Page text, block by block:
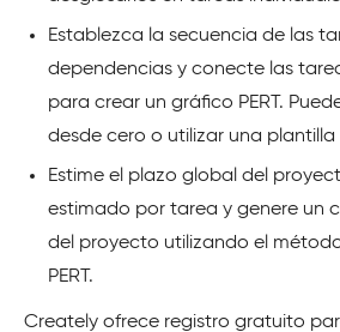
Establezca la secuencia de las
dependencias y conecte las
para crear un gráfico PERT.
desde cero o utilizar una
Estime el plazo global del
estimado por tarea y genere un
del proyecto utilizando el
PERT.
Creately ofrece registro gratuito